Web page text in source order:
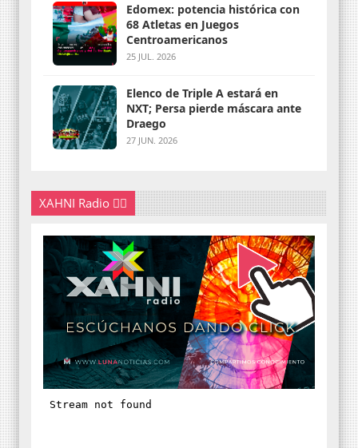
Edomex: potencia histórica con
68 Atletas en Juegos
Centroamericanos
25 JUL. 2026
Elenco de Triple A estará en
NXT; Persa pierde máscara ante
Draego
27 JUN. 2026
XAHNI Radio 👇🏽